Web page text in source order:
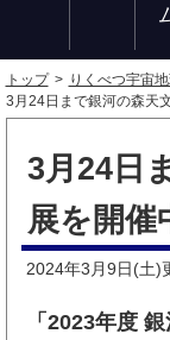
トップ りくべつ宇宙
3月24日まで銀河の森天
3月24日
展を開催
2024年3月9日(土)
「2023年度